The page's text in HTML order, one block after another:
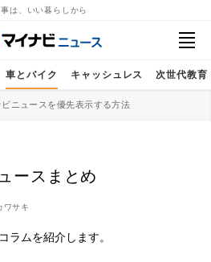
は、いい暮らしから
車とバイク キャッシュレス 次世代教育
ニュースを優先表示する方法
ースまとめ
ワサキ
ラムを紹介します。